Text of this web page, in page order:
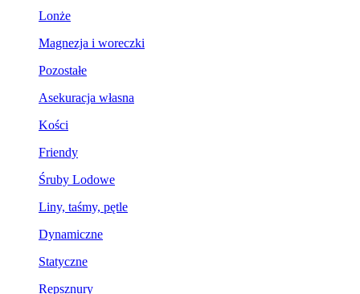
Lonże
Magnezja i woreczki
Pozostałe
Asekuracja własna
Kości
Friendy
Śruby Lodowe
Liny, taśmy, pętle
Dynamiczne
Statyczne
Repsznury